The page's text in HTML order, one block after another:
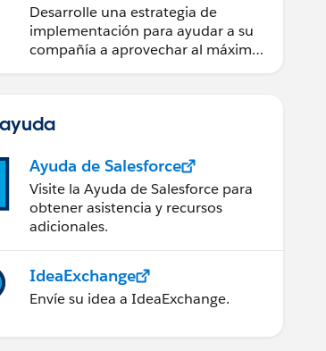
Desarrolle una estrategia de
implementación para ayudar a su
compañía a aprovechar al máximo
Ayuda de Salesforce
Visite la Ayuda de Salesforce para
obtener asistencia y recursos
adicionales.
IdeaExchange
Envíe su idea a IdeaExchange.